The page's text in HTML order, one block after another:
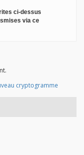
ci-dessus
via ce
cryptogramme